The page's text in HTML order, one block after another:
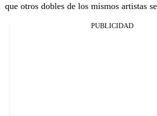
que otros dobles de los mismos artistas
PUBLICIDAD